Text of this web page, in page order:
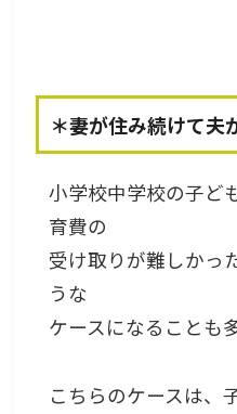
＊妻が住み続けて夫
小学校中学校の子ど
育費の
受け取りが難しかっ
うな
ケースになることも
こちらのケースは、